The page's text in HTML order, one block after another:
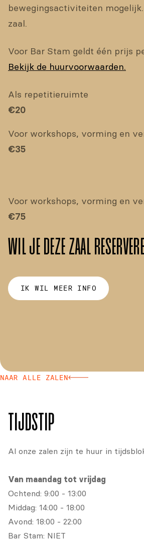
bewegingsactiviteiten mogelijk.
zaal.
Voor Bar Stam geldt één prijs
Bekijk de huurvoorwaarden.
Als repetitieruimte
€20
Voor workshops, vorming en
€35
Voor workshops, vorming en
€75
WIL JE DEZE ZAAL
IK WIL MEER INFO
NAAR ALLE ZALEN
TIJDSTIP
Al onze zalen zijn te huur in
Van maandag tot vrijdag
Ochtend: 9:00 - 13:00
Middag: 14:00 - 18:00
Avond: 18:00 - 22:00
Bar Stam: NIET